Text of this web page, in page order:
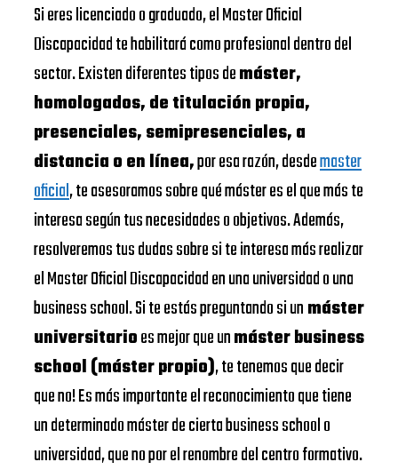
Si eres licenciado o graduado, el Master Oficial
Discapacidad te habilitará como profesional dentro del
sector. Existen diferentes tipos demáster,
homologados, de titulación propia,
presenciales, semipresenciales, a
distancia o en línea,por esa razón, desdemaster
oficial, te asesoramos sobre qué máster es el que más te
interesa según tus necesidades o objetivos. Además,
resolveremos tus dudas sobre si te interesa más realizar
el Master Oficial Discapacidad en una universidad o una
business school. Si te estás preguntando si unmáster
universitarioes mejor que unmáster business
school (máster propio), te tenemos que decir
que no! Es más importante el reconocimiento que tiene
un determinado máster de cierta business school o
universidad, que no por el renombre del centro formativo.